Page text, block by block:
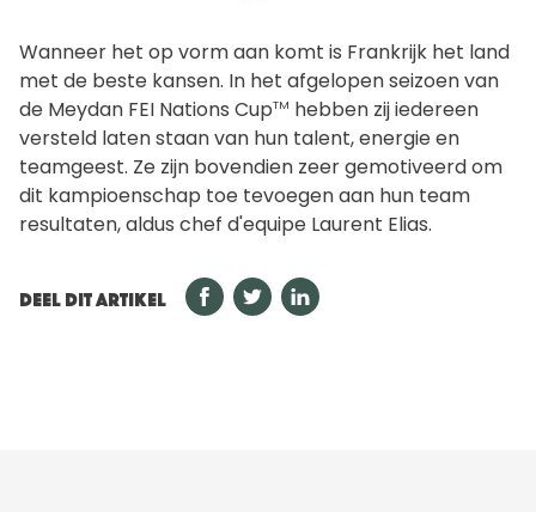
Wanneer het op vorm aan komt is Frankrijk het land
met de beste kansen. In het afgelopen seizoen van
de Meydan FEI Nations CupTM hebben zij iedereen
versteld laten staan van hun talent, energie en
teamgeest. Ze zijn bovendien zeer gemotiveerd om
dit kampioenschap toe tevoegen aan hun team
resultaten, aldus chef d'equipe Laurent Elias.
DEEL DIT ARTIKEL